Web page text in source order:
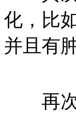
化，比
并且有
再次